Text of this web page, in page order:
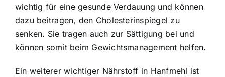
wichtig für eine gesunde Verdauung und können
dazu beitragen, den Cholesterinspiegel zu
senken. Sie tragen auch zur Sättigung bei und
können somit beim Gewichtsmanagement helfen.
Ein weiterer wichtiger Nährstoff in Hanfmehl ist